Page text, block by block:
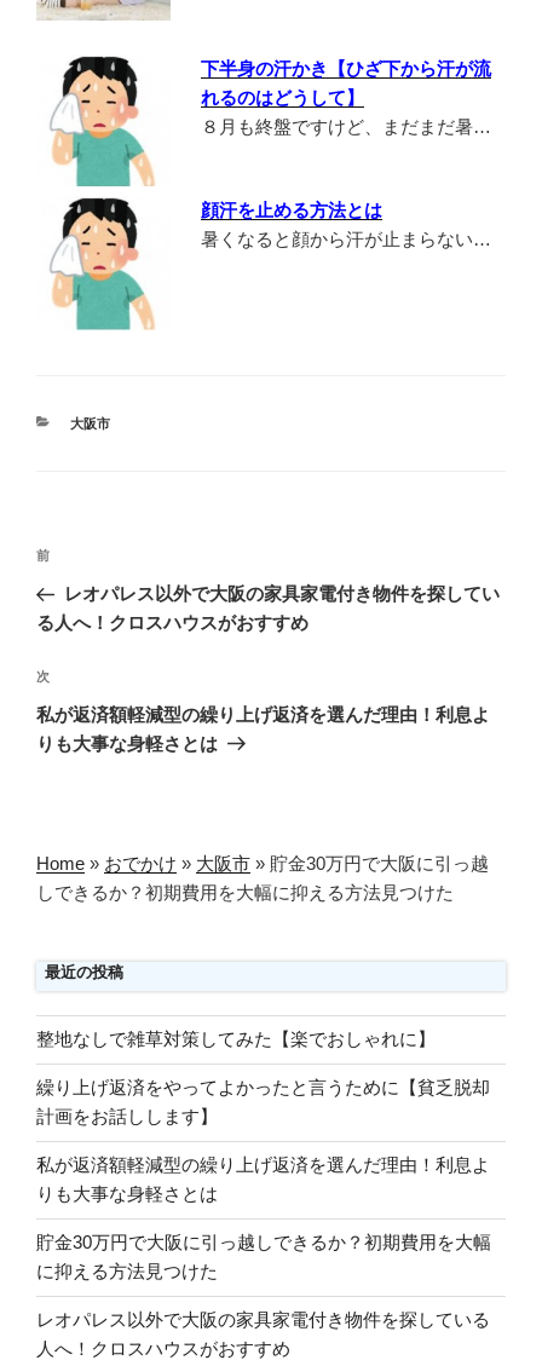
下半身の汗かき【ひざ下から汗が流
れるのはどうして】
８月も終盤ですけど、まだまだ暑…
顔汗を止める方法とは
暑くなると顔から汗が止まらない…
カ
大阪市
投
ナ
ゲ
ー
シ
前
の
投
前
レオパレス以外で大阪の家具家電付き物件を探してい
る人へ！クロスハウスがおすすめ
次
の
投
次
私が返済額軽減型の繰り上げ返済を選んだ理由！利息よ
りも大事な身軽さとは
Home » おでかけ » 大阪市 » 貯金30万円で大阪に引っ越
しできるか？初期費用を大幅に抑える方法見つけた
最近の投稿
整地なしで雑草対策してみた【楽でおしゃれに】
繰り上げ返済をやってよかったと言うために【貧乏脱却
計画をお話しします】
私が返済額軽減型の繰り上げ返済を選んだ理由！利息よ
りも大事な身軽さとは
貯金30万円で大阪に引っ越しできるか？初期費用を大幅
に抑える方法見つけた
レオパレス以外で大阪の家具家電付き物件を探している
人へ！クロスハウスがおすすめ